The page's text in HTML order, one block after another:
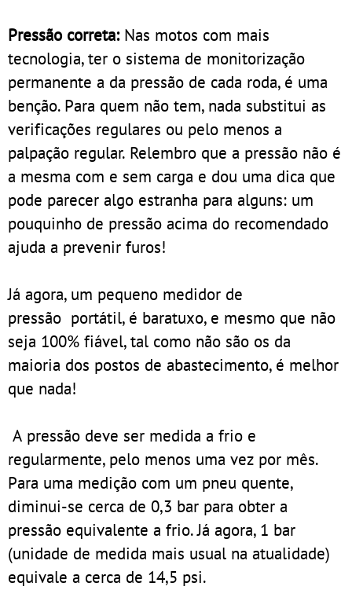
Pressão correta:Nas motos com mais
tecnologia, ter o sistema de monitorização
permanente a da pressão de cada roda, é uma
benção. Para quem não tem, nada substitui as
verificações regulares ou pelo menos a
palpação regular. Relembro que a pressão não é
a mesma com e sem carga e dou uma dica que
pode parecer algo estranha para alguns: um
pouquinho de pressão acima do recomendado
ajuda a prevenir furos!
Já agora, um pequeno medidor de
pressão portátil, é baratuxo, e mesmo que não
seja 100% fiável, tal como não são os da
maioria dos postos de abastecimento, é melhor
que nada!
A pressão deve ser medida a frio e
regularmente, pelo menos uma vez por mês.
Para uma medição com um pneu quente,
diminui-se cerca de 0,3 bar para obter a
pressão equivalente a frio. Já agora, 1 bar
(unidade de medida mais usual na atualidade)
equivale a cerca de 14,5 psi.